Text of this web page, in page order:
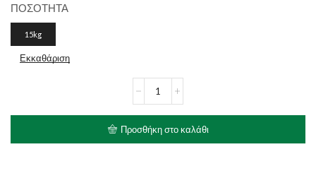
ΠΟΣΟΤΗΤΑ
15kg
Εκκαθάριση
&
Rice
Προσθήκη στο καλάθι